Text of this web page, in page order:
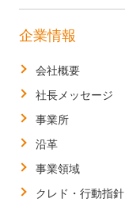
企業情報
会社概要
社長メッセージ
事業所
沿革
事業領域
クレド・行動指針